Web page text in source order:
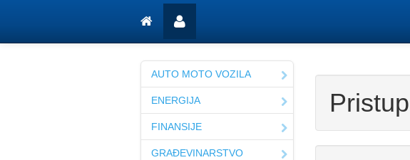
AUTO MOTO VOZILA
ENERGIJA
FINANSIJE
GRAĐEVINARSTVO
Pristup